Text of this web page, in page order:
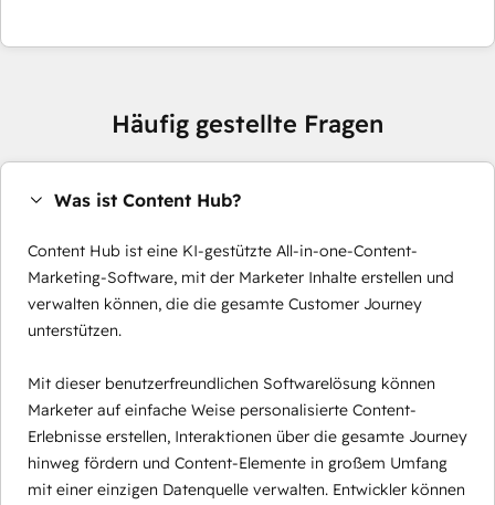
Häufig gestellte Fragen
Was ist Content Hub?
Content Hub ist eine KI-gestützte All-in-one-Content-
Marketing-Software, mit der Marketer Inhalte erstellen und
verwalten können, die die gesamte Customer Journey
unterstützen.
Mit dieser benutzerfreundlichen Softwarelösung können
Marketer auf einfache Weise personalisierte Content-
Erlebnisse erstellen, Interaktionen über die gesamte Journey
hinweg fördern und Content-Elemente in großem Umfang
mit einer einzigen Datenquelle verwalten. Entwickler können